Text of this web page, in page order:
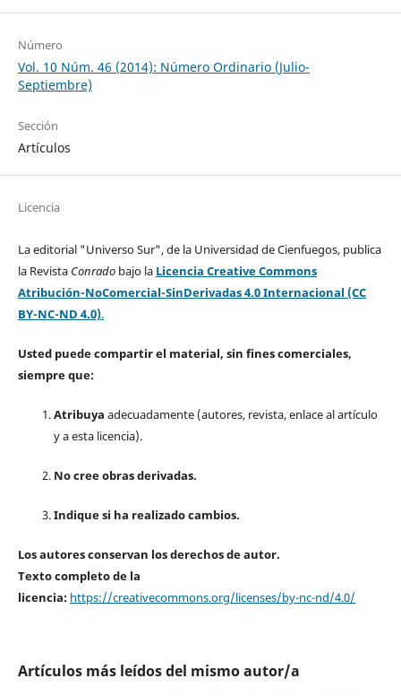
Número
Vol. 10 Núm. 46 (2014): Número Ordinario (Julio-
Septiembre)
Sección
Artículos
Licencia
La editorial "Universo Sur", de la Universidad de Cienfuegos, publica
la Revista Conradobajo la Licencia Creative Commons
Atribución-NoComercial-SinDerivadas 4.0 Internacional (CC
BY-NC-ND 4.0).
Usted puede compartir el material, sin fines comerciales,
siempre que:
Atribuya adecuadamente (autores, revista, enlace al artículo
y a esta licencia).
No cree obras derivadas.
Indique si ha realizado cambios.
Los autores conservan los derechos de autor.
Texto completo de la
licencia: https://creativecommons.org/licenses/by-nc-nd/4.0/
Artículos más leídos del mismo autor/a